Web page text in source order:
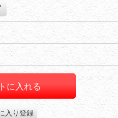
に入れる
入り登録